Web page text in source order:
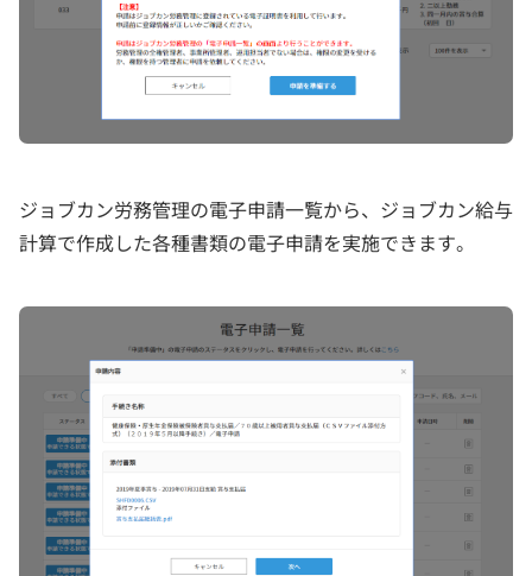
ジョブカン労務管理の電子申請一覧から、ジョブカン給与
計算で作成した各種書類の電子申請を実施できます。